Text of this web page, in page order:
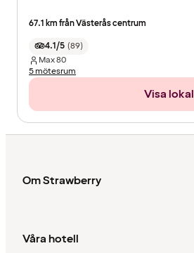
67.1 km från Västerås centrum
4.1/5 (89)
Max80
5 mötesrum
Visa lokal
Om Strawberry
Våra hotell